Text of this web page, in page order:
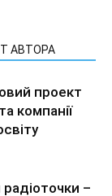
АВТОРА
проект
компанії
–